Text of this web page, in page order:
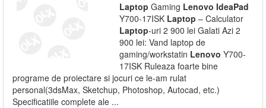
Laptop Gaming Lenovo IdeaPad
Y700-17ISK Laptop – Calculator
Laptop-uri 2 900 lei Galati Azi 2
900 lei: Vand laptop de
gaming/workstatin Lenovo Y700-
17ISK Ruleaza foarte bine
programe de proiectare si jocuri ce le-am rulat
personal(3dsMax, Sketchup, Photoshop, Autocad, etc.)
Specificatiile complete ale ...